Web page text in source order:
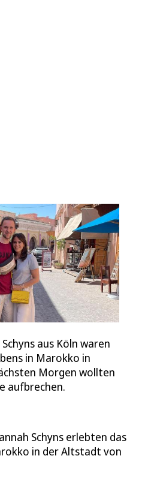
aus Köln waren
in Marokko in
Morgen wollten
aufbrechen.
Schyns erlebten das
in der Altstadt von